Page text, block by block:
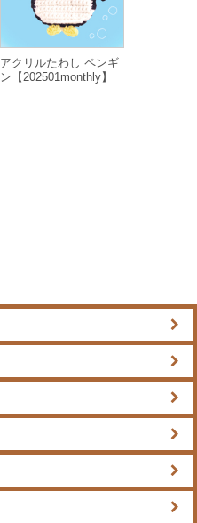
アクリルたわし ペンギ
ン【202501monthly】